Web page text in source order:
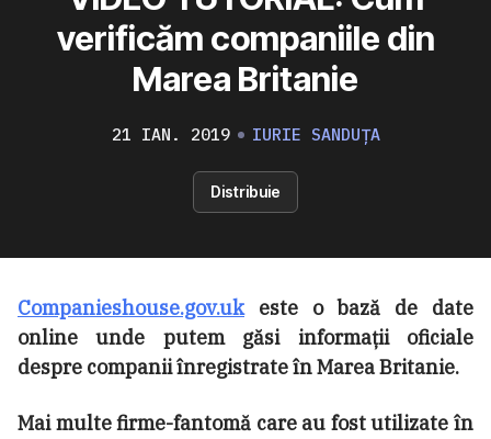
verificăm companiile din
Marea Britanie
21 IAN. 2019 IURIE SANDUȚA
Distribuie
Companieshouse.gov.ukeste o bază de date
online unde putem găsi informații oficiale
despre companii înregistrate în Marea Britanie.
Mai multe firme-fantomă care au fost utilizate în